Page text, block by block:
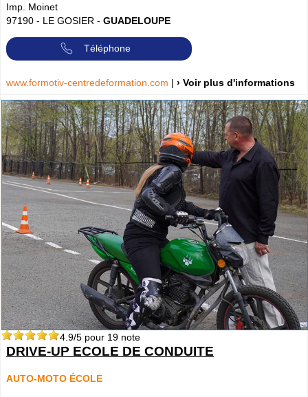
Imp. Moinet
97190 - LE GOSIER - GUADELOUPE
Téléphone
www.formotiv-centredeformation.com | › Voir plus d'informations
4.9/5 pour 19 note
DRIVE-UP ECOLE DE CONDUITE
AUTO-MOTO ÉCOLE